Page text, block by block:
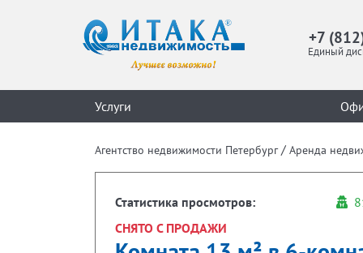
+7
Единый
Услуги
Агентство недвижимости Петербург / Аренда
Статистика просмотров:
СНЯТО С ПРОДАЖИ